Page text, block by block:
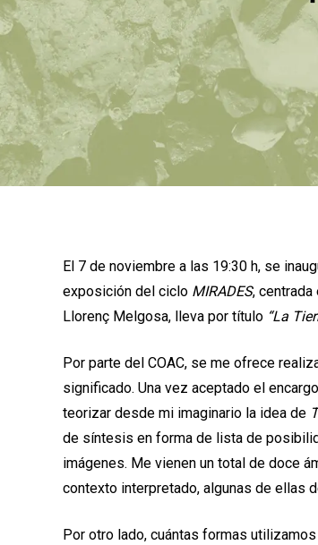
El 7 de noviembre a las 19:30 h, se
exposición del ciclo MIRADES,
Llorenç Melgosa, lleva por título “La
Por parte del COAC, se me ofrece
significado. Una vez aceptado el
teorizar desde mi imaginario la idea de
de síntesis en forma de lista de
imágenes. Me vienen un total de doce
contexto interpretado, algunas de ellas
Por otro lado, cuántas formas